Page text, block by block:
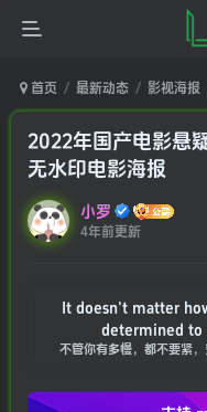
首页 最新动态 影视海报
2022年国产电影悬
无水印电影海报
小罗
4年前更新
It doesn't matter
determined
不管你有多慢，都不要紧